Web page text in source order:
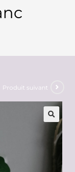
Produit suivant